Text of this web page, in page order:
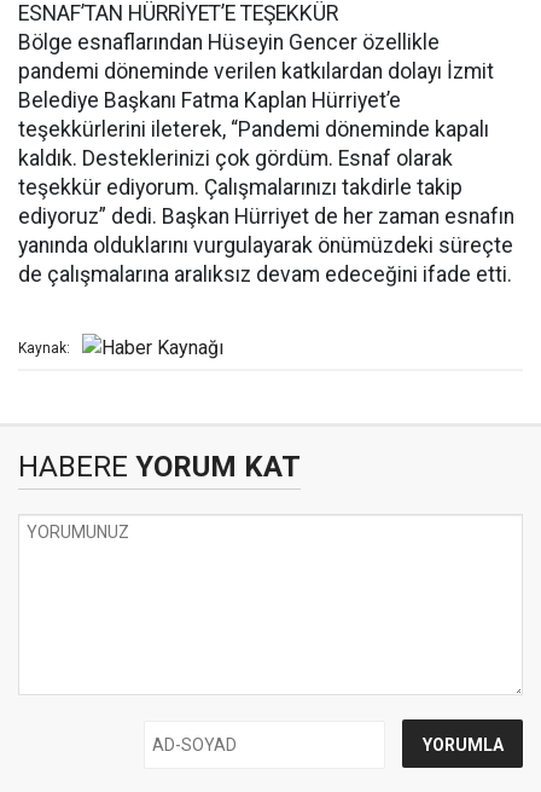
ESNAF’TAN HÜRRİYET’E TEŞEKKÜR
Bölge esnaflarından Hüseyin Gencer özellikle
pandemi döneminde verilen katkılardan dolayı İzmit
Belediye Başkanı Fatma Kaplan Hürriyet’e
teşekkürlerini ileterek, “Pandemi döneminde kapalı
kaldık. Desteklerinizi çok gördüm. Esnaf olarak
teşekkür ediyorum. Çalışmalarınızı takdirle takip
ediyoruz” dedi. Başkan Hürriyet de her zaman esnafın
yanında olduklarını vurgulayarak önümüzdeki süreçte
de çalışmalarına aralıksız devam edeceğini ifade etti.
Kaynak:
HABERE YORUM KAT